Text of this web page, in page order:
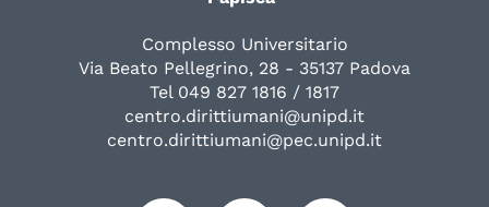
Complesso Universitario
Via Beato Pellegrino, 28 - 35137 Padova
Tel 049 827 1816 / 1817
centro.dirittiumani@unipd.it
centro.dirittiumani@pec.unipd.it